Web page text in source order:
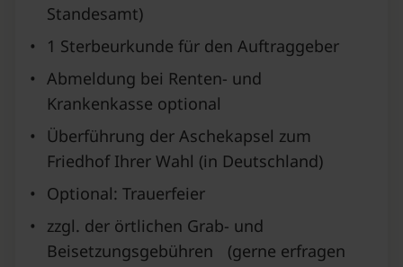
Standesamt)
•
1 Sterbeurkunde für den Auftraggeber
• Abmeldung bei Renten- und
Krankenkasse optional
•
Überführung der Aschekapsel zum
Friedhof Ihrer Wahl (in Deutschland)
•
Optional: Trauerfeier
•
zzgl. der örtlichen Grab- und
Beisetzungsgebühren (gerne erfragen